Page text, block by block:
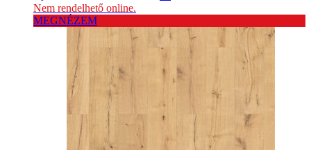
price
was:
8
999 Ft.
price
is:
6
999 Ft.
Nem rendelhető online.
MEGNÉZEM